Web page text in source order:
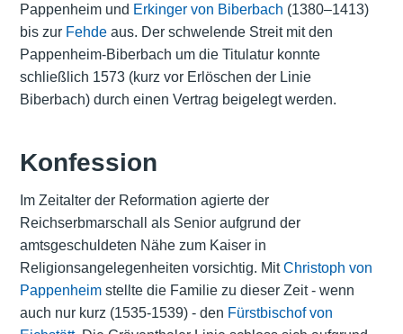
Pappenheim und Erkinger von Biberbach (1380–1413)
bis zur Fehdeaus. Der schwelende Streit mit den
Pappenheim-Biberbach um die Titulatur konnte
schließlich 1573 (kurz vor Erlöschen der Linie
Biberbach) durch einen Vertrag beigelegt werden.
Konfession
Im Zeitalter der Reformation agierte der
Reichserbmarschall als Senior aufgrund der
amtsgeschuldeten Nähe zum Kaiser in
Religionsangelegenheiten vorsichtig. MitChristoph von
Pappenheimstellte die Familie zu dieser Zeit - wenn
auch nur kurz (1535-1539) - den Fürstbischof von